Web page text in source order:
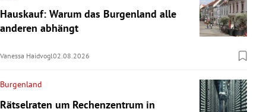
Hauskauf: Warum das Burgenland alle
anderen abhängt
Vanessa Haidvogl02.08.2026
Burgenland
Rätselraten um Rechenzentrum in